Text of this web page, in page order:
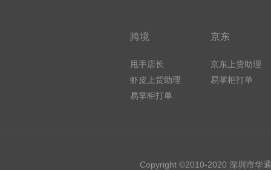
跨境
甩手店长
虾皮上货助理
易掌柜打单
京东
京东上货助理
易掌柜打单
Copyright ©2010-2020 深圳市华